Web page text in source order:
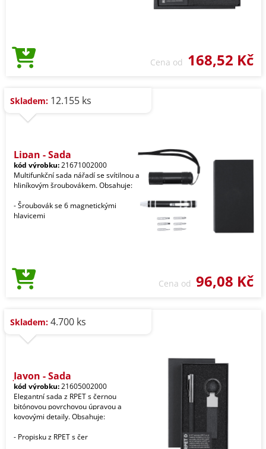
Cena od 168,52 Kč
Skladem: 12.155 ks
Lipan - Sada
kód výrobku:21671002000
Multifunkční sada nářadí se svítilnou a
hliníkovým šroubovákem. Obsahuje:
- Šroubovák se 6 magnetickými
hlavicemi
Cena od 96,08 Kč
Skladem: 4.700 ks
Jayon - Sada
kód výrobku:21605002000
Elegantní sada z RPET s černou
bitónovou povrchovou úpravou a
kovovými detaily. Obsahuje:
- Propisku z RPET s čer